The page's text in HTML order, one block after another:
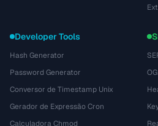
Developer Tools
Hash Generator
Password Generator
Conversor de Timestamp Unix
Gerador de Expressão Cron
Calculadora Chmod